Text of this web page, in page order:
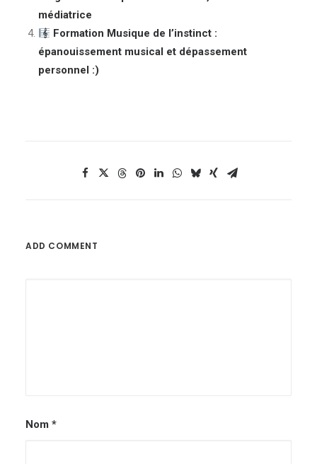
médiatrice
Formation Musique de l’instinct :
épanouissement musical et dépassement
personnel :)
ADD COMMENT
Nom *